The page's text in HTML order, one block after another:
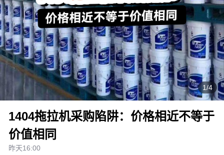
1/4
1404拖拉机采购陷阱：价格相近不等于
价值相同
昨天16:00